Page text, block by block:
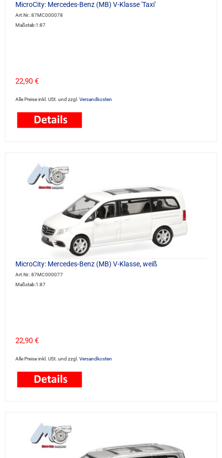
MicroCity: Mercedes-Benz (MB) V-Klasse 'Taxi'
Art.Nr.: 87MC000078
Maßstab:1:87
22,90 €
Alle Preise inkl. USt. und zzgl. Versandkosten
MicroCity: Mercedes-Benz (MB) V-Klasse, weiß
Art.Nr.: 87MC000077
Maßstab:1:87
22,90 €
Alle Preise inkl. USt. und zzgl. Versandkosten